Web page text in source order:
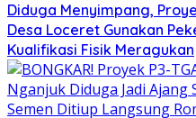
Diduga Menyimpang,
Desa Loceret Gunakan
Kualifikasi Fisik Meragukan